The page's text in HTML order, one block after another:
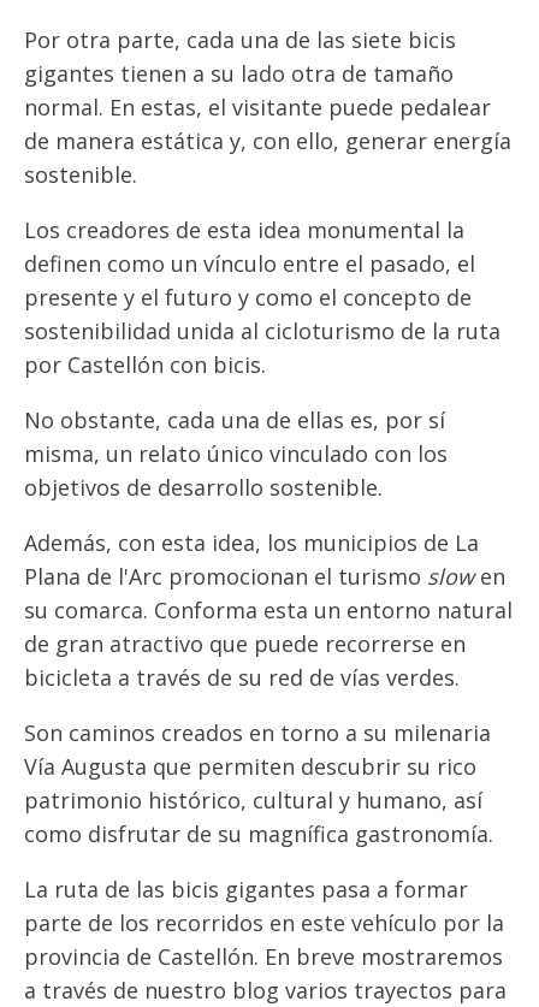
Por otra parte, cada una de las siete bicis
gigantes tienen a su lado otra de tamaño
normal. En estas, el visitante puede pedalear
de manera estática y, con ello, generar energía
sostenible.
Los creadores de esta idea monumental la
definen como un vínculo entre el pasado, el
presente y el futuro y como el concepto de
sostenibilidad unida al cicloturismo de la ruta
por Castellón con bicis.
No obstante, cada una de ellas es, por sí
misma, un relato único vinculado con los
objetivos de desarrollo sostenible.
Además, con esta idea, los municipios de La
Plana de l'Arc promocionan el turismo slowen
su comarca. Conforma esta un entorno natural
de gran atractivo que puede recorrerse en
bicicleta a través de su red de vías verdes.
Son caminos creados en torno a su milenaria
Vía Augusta que permiten descubrir su rico
patrimonio histórico, cultural y humano, así
como disfrutar de su magnífica gastronomía.
La ruta de las bicis gigantes pasa a formar
parte de los recorridos en este vehículo por la
provincia de Castellón. En breve mostraremos
a través de nuestro blog varios trayectos para